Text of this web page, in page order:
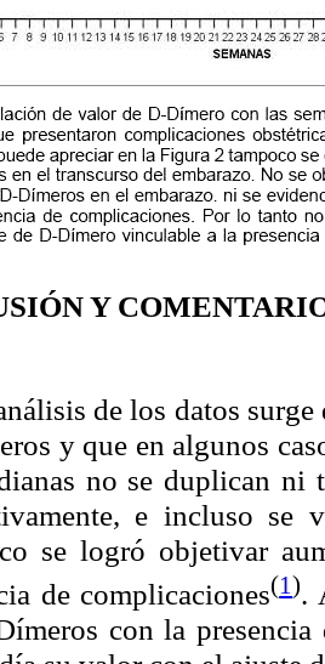
Y
de los datos
y que en algunos
no se duplican ni
e incluso se
se logró objetivar
de complicaciones(1).
con la